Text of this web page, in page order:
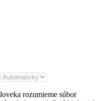
rozumieme súbor